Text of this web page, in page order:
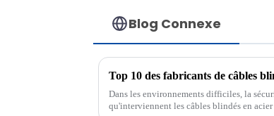
Blog Connexe
Dans les environnements difficiles, la
qu'interviennent les câbles blindés en